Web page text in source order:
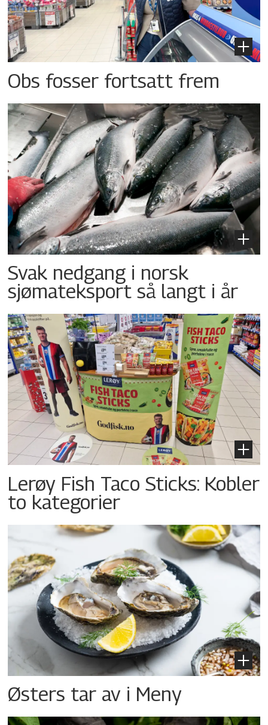
Obs fosser fortsatt frem
Svak nedgang i norsk
sjømateksport så langt i år
Lerøy Fish Taco Sticks: Kobler
to kategorier
Østers tar av i Meny